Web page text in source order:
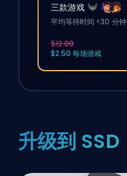
三款游戏
平均等待时间 <30 分钟
$12.00
$2.50 每场游戏
升级到 SSD